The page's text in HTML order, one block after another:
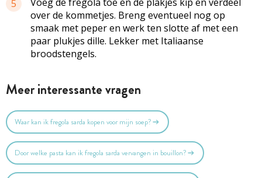
5
over de kommetjes. Breng eventueel nog op
smaak met peper en werk ten slotte af met een
paar plukjes dille. Lekker met Italiaanse
broodstengels.
Meer interessante vragen
Waar kan ik fregola sarda kopen voor mijn soep?
Door welke pasta kan ik fregola sarda vervangen in bouillon?